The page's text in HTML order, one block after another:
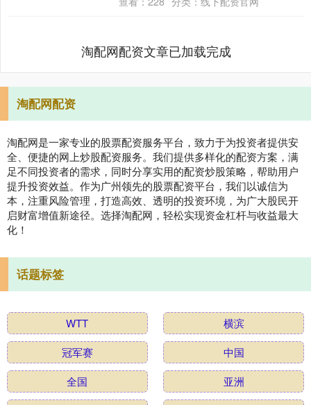
省 30 余所高....
淘配网配资文章已加载完成
淘配网配资
淘配网是一家专业的股票配资服务平台，致力于为投资者提供安
全、便捷的网上炒股配资服务。我们提供多样化的配资方案，满
足不同投资者的需求，同时分享实用的配资炒股策略，帮助用户
提升投资效益。作为广州领先的股票配资平台，我们以诚信为
本，注重风险管理，打造高效、透明的投资环境，为广大股民开
启财富增值新途径。选择淘配网，轻松实现资金杠杆与收益最大
化！
话题标签
WTT
横滨
冠军赛
中国
全国
亚洲